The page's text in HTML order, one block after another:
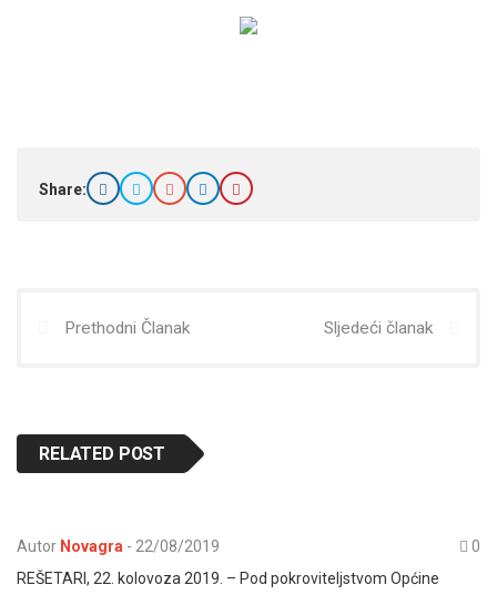
Share:
Prethodni Članak Sljedeći članak
RELATED POST
Autor Novagra - 22/08/2019
0
REŠETARI, 22. kolovoza 2019. – Pod pokroviteljstvom Općine